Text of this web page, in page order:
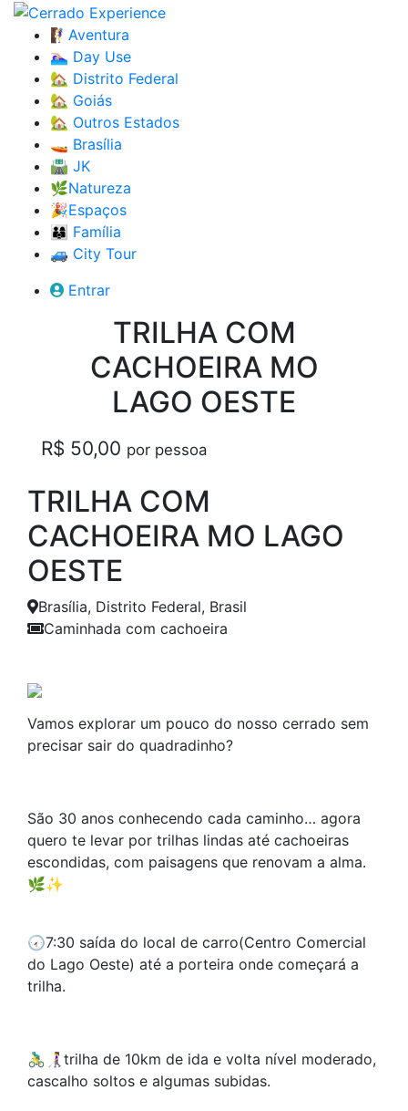
🧗‍♀️Aventura
🏊🏼‍♀️ Day Use
🏡 Distrito Federal
🏡 Goiás
🏡 Outros Estados
🚤 Brasília
🛣️ JK
🌿Natureza
🎉Espaços
👨‍👩‍👦 Família
🚙 City Tour
Entrar
TRILHA COM
CACHOEIRA MO
LAGO OESTE
R$ 50,00 por pessoa
TRILHA COM
CACHOEIRA MO LAGO
OESTE
Brasília, Distrito Federal, Brasil
Caminhada com cachoeira
Vamos explorar um pouco do nosso cerrado sem
precisar sair do quadradinho?
São 30 anos conhecendo cada caminho… agora
quero te levar por trilhas lindas até cachoeiras
escondidas, com paisagens que renovam a alma.
🌿✨
🕢7:30 saída do local de carro(Centro Comercial
do Lago Oeste) até a porteira onde começará a
trilha.
🚴‍♂️👩‍🦯trilha de 10km de ida e volta nível moderado,
cascalho soltos e algumas subidas.